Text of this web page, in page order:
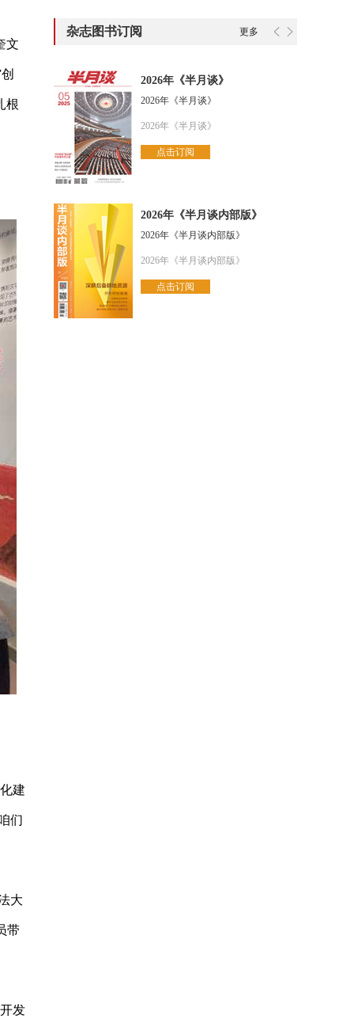
文
根
建
们
大
带
发
杂志图书订阅 更多
2026年《半月谈》
2026年《半月谈》
2026年《半月谈》
点击订阅
2026年《半月谈内部版》
2026年《半月谈内部版》
2026年《半月谈内部版》
点击订阅